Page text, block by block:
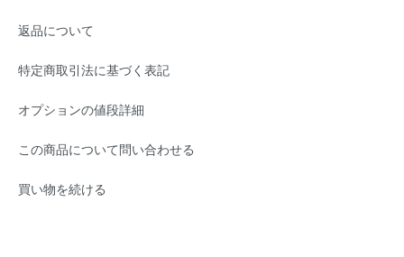
返品について
特定商取引法に基づく表記
オプションの値段詳細
この商品について問い合わせる
買い物を続ける